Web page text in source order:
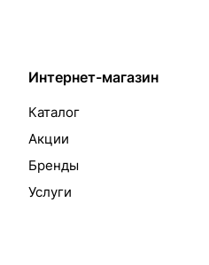
Интернет-магазин
Каталог
Акции
Бренды
Услуги